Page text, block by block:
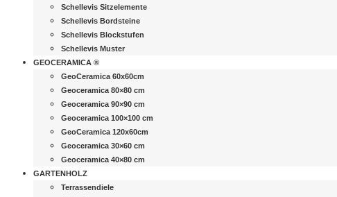
Schellevis Sitzelemente
Schellevis Bordsteine
Schellevis Blockstufen
Schellevis Muster
GEOCERAMICA ®
GeoCeramica 60x60cm
Geoceramica 80×80 cm
Geoceramica 90×90 cm
Geoceramica 100×100 cm
GeoCeramica 120x60cm
Geoceramica 30×60 cm
Geoceramica 40×80 cm
GARTENHOLZ
Terrassendiele